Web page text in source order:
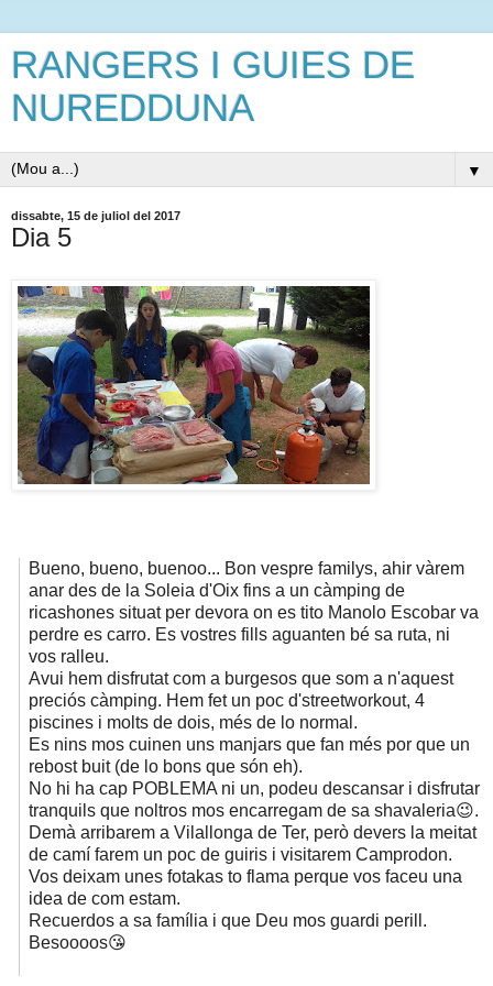
RANGERS I GUIES DE
NUREDDUNA
▼
dissabte, 15 de juliol del 2017
Dia 5
Bueno, bueno, buenoo... Bon vespre familys, ahir vàrem
anar des de la Soleia d'Oix fins a un càmping de
ricashones situat per devora on es tito Manolo Escobar va
perdre es carro. Es vostres fills aguanten bé sa ruta, ni
vos ralleu.
Avui hem disfrutat com a burgesos que som a n'aquest
preciós càmping. Hem fet un poc d'streetworkout, 4
piscines i molts de dois, més de lo normal.
Es nins mos cuinen uns manjars que fan més por que un
rebost buit (de lo bons que són eh).
No hi ha cap POBLEMA ni un, podeu descansar i disfrutar
tranquils que noltros mos encarregam de sa shavaleria😉.
Demà arribarem a Vilallonga de Ter, però devers la meitat
de camí farem un poc de guiris i visitarem Camprodon.
Vos deixam unes fotakas to flama perque vos faceu una
idea de com estam.
Recuerdos a sa família i que Deu mos guardi perill.
Besoooos😘